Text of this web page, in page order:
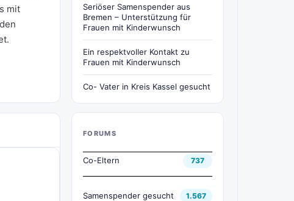
mit
Seriöser Samenspender aus
Bremen – Unterstützung für
Frauen mit Kinderwunsch
Ein respektvoller Kontakt zu
Frauen mit Kinderwunsch
Co- Vater in Kreis Kassel gesucht
FORUMS
Co-Eltern 737
Samenspender gesucht 1.567